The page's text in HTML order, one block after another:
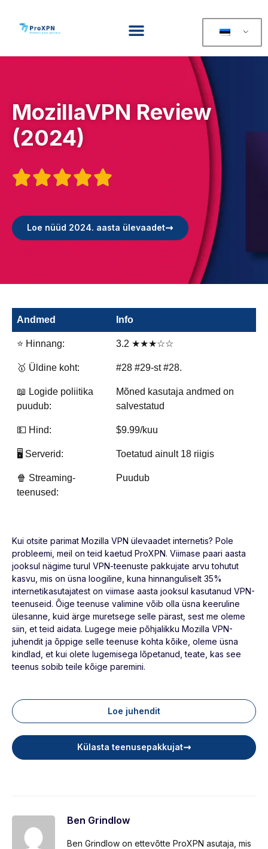
MozillaVPN Review
(2024)

Loe nüüd 2024. aasta ülevaadet
Andmed Info
⭐ Hinnang: 3.2 ★★★☆☆
🥇 Üldine koht: #28 #29-st #28.
📖 Logide poliitika
puudub:
Mõned kasutaja andmed on
salvestatud
💵 Hind: $9.99/kuu
🖥️ Serverid: Toetatud ainult 18 riigis
🍿 Streaming-
teenused:
Puudub
Kui otsite parimat Mozilla VPN ülevaadet internetis? Pole
probleemi, meil on teid kaetud ProXPN. Viimase paari aasta
jooksul nägime turul VPN-teenuste pakkujate arvu tohutut
kasvu, mis on üsna loogiline, kuna hinnanguliselt 35%
internetikasutajatest on viimase aasta jooksul kasutanud VPN-
teenuseid. Õige teenuse valimine võib olla üsna keeruline
ülesanne, kuid ärge muretsege selle pärast, sest me oleme
siin, et teid aidata. Lugege meie põhjalikku Mozilla VPN-
juhendit ja õppige selle teenuse kohta kõike, oleme üsna
kindlad, et kui olete lugemisega lõpetanud, teate, kas see
teenus sobib teile kõige paremini.
Loe juhendit
Külasta teenusepakkujat
Ben Grindlow
Ben Grindlow on ettevõtte ProXPN asutaja, mis